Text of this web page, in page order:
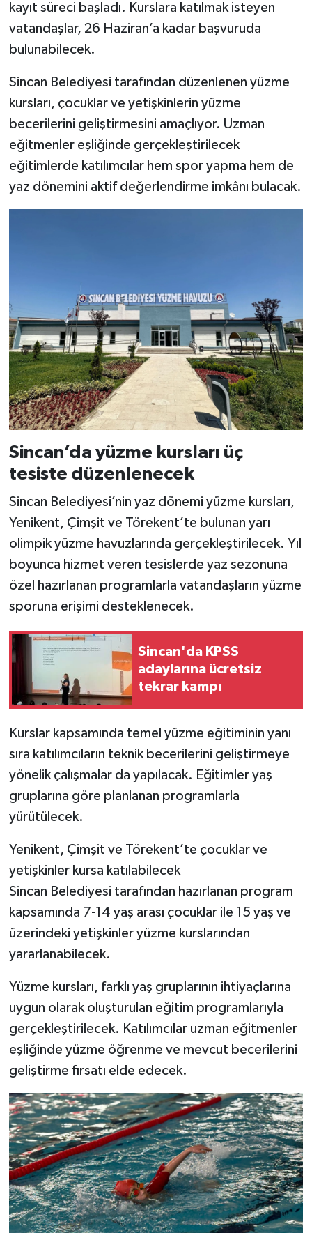
kayıt süreci başladı. Kurslara katılmak isteyen
vatandaşlar, 26 Haziran’a kadar başvuruda
bulunabilecek.
Sincan Belediyesi tarafından düzenlenen yüzme
kursları, çocuklar ve yetişkinlerin yüzme
becerilerini geliştirmesini amaçlıyor. Uzman
eğitmenler eşliğinde gerçekleştirilecek
eğitimlerde katılımcılar hem spor yapma hem de
yaz dönemini aktif değerlendirme imkânı bulacak.
Sincan’da yüzme kursları üç
tesiste düzenlenecek
Sincan Belediyesi’nin yaz dönemi yüzme kursları,
Yenikent, Çimşit ve Törekent’te bulunan yarı
olimpik yüzme havuzlarında gerçekleştirilecek. Yıl
boyunca hizmet veren tesislerde yaz sezonuna
özel hazırlanan programlarla vatandaşların yüzme
sporuna erişimi desteklenecek.
Sincan'da KPSS
adaylarına ücretsiz
tekrar kampı
Kurslar kapsamında temel yüzme eğitiminin yanı
sıra katılımcıların teknik becerilerini geliştirmeye
yönelik çalışmalar da yapılacak. Eğitimler yaş
gruplarına göre planlanan programlarla
yürütülecek.
Yenikent, Çimşit ve Törekent’te çocuklar ve
yetişkinler kursa katılabilecek
Sincan Belediyesi tarafından hazırlanan program
kapsamında 7-14 yaş arası çocuklar ile 15 yaş ve
üzerindeki yetişkinler yüzme kurslarından
yararlanabilecek.
Yüzme kursları, farklı yaş gruplarının ihtiyaçlarına
uygun olarak oluşturulan eğitim programlarıyla
gerçekleştirilecek. Katılımcılar uzman eğitmenler
eşliğinde yüzme öğrenme ve mevcut becerilerini
geliştirme fırsatı elde edecek.